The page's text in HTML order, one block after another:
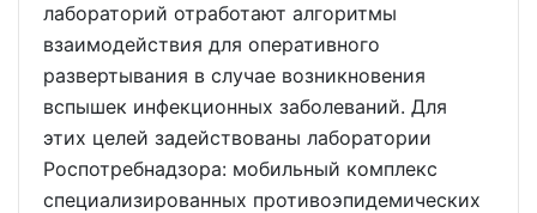
лабораторий отработают алгоритмы
взаимодействия для оперативного
развертывания в случае возникновения
вспышек инфекционных заболеваний. Для
этих целей задействованы лаборатории
Роспотребнадзора: мобильный комплекс
специализированных противоэпидемических